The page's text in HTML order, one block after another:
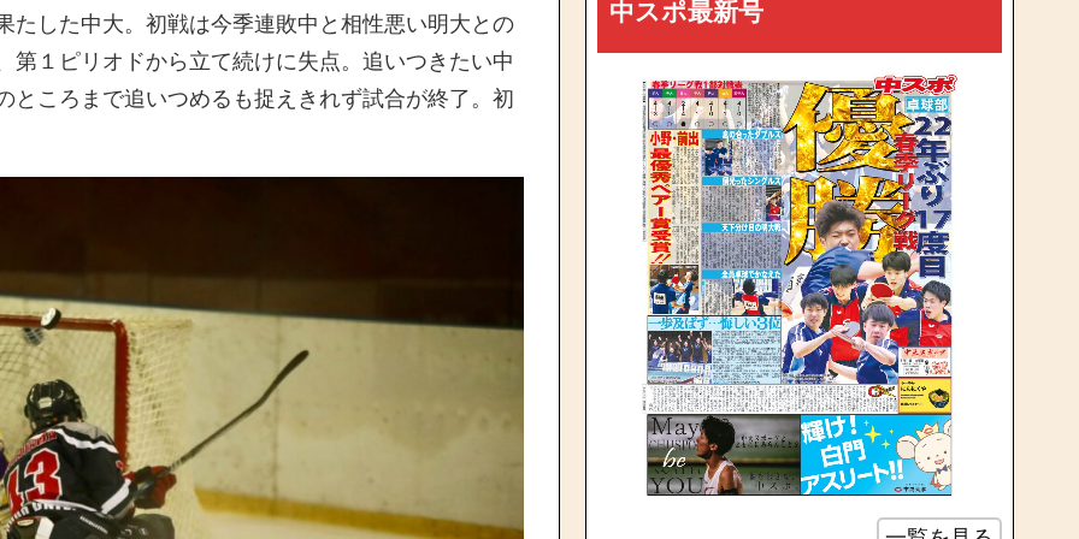
たした中大。初戦は今季連敗中と相性悪い明大との
１ピリオドから立て続けに失点。追いつきたい中
ところまで追いつめるも捉えきれず試合が終了。初
中スポ最新号